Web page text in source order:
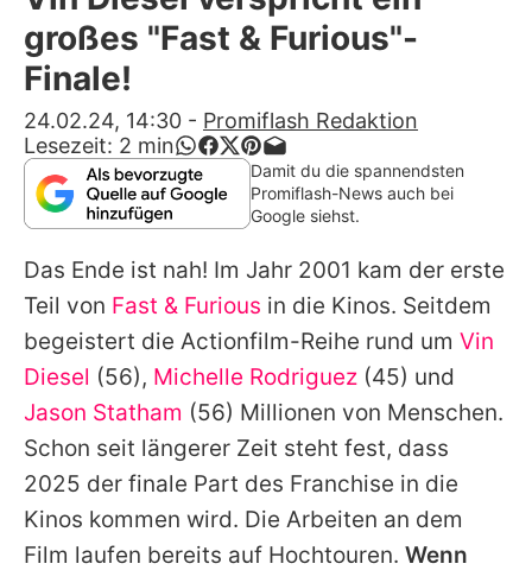
Alle Themen auf Promiflash
App runterladen
Team
Redaktionelle Richtlinien
Impressum
Datenschutzerklärung
Nutzungsbedingungen
Utiq verwalten
großes "Fast & Furious"-
Finale!
24.02.24, 14:30 - Promiflash Redaktion
Lesezeit: 2 min
Damit du die spannendsten
Promiflash-News auch bei
Google siehst.
Das Ende ist nah! Im Jahr 2001 kam der erste
Teil von Fast & Furious in die Kinos. Seitdem
begeistert die Actionfilm-Reihe rund um Vin
Diesel (56), Michelle Rodriguez (45) und
Jason Statham (56) Millionen von Menschen.
Schon seit längerer Zeit steht fest, dass
2025 der finale Part des Franchise in die
Kinos kommen wird. Die Arbeiten an dem
Film laufen bereits auf Hochtouren. Wenn